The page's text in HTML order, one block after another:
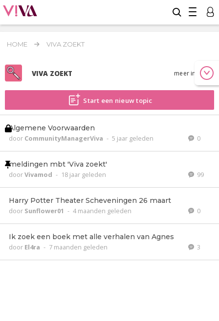
HOME VIVA ZOEKT
VIVA ZOEKT meer info
Start een nieuw topic
Algemene Voorwaarden
door CommunityManagerViva - 5 jaar geleden 0
meldingen mbt 'Viva zoekt'
doorVivamod - 18 jaar geleden 99
Harry Potter Theater Scheveningen 26 maart
door Sunflower01 - 4 maanden geleden 0
Ik zoek een boek met alle verhalen van Agnes
door El4ra - 7 maanden geleden 3